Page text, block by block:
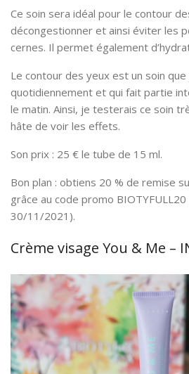
Ce soin sera idéal pour le contour
décongestionner et ainsi éviter les
cernes. Il permet également
Le contour des yeux est un soin que
quotidiennement et qui fait partie
le matin. Ainsi, je testerais ce soin
hâte de voir les effets.
Son prix : 25 € le tube de 15 ml.
Bon plan : obtiens 20 % de remise
grâce au code promo BIOTYFULL20
30/11/2021).
Crème visage You & Me –